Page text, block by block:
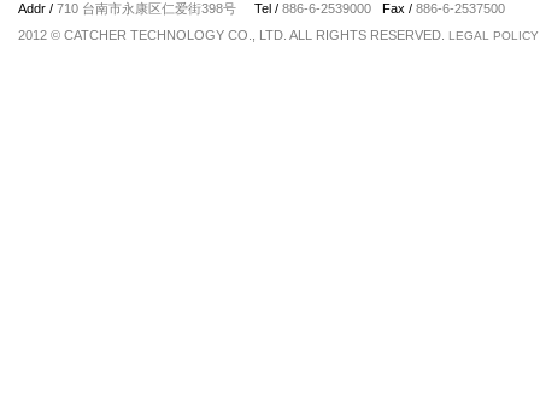
Addr / 710 台南市永康区仁爱街398号 Tel / 886-6-2539000 Fax / 886-6-2537500
2012 © CATCHER TECHNOLOGY CO., LTD. ALL RIGHTS RESERVED.
LEGAL POLICY